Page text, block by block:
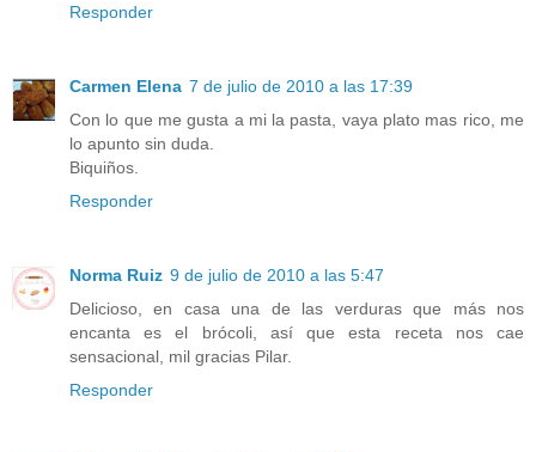
Responder
Carmen Elena 7 de julio de 2010 a las 17:39
Con lo que me gusta a mi la pasta, vaya plato mas rico, me
lo apunto sin duda.
Biquiños.
Responder
Norma Ruiz 9 de julio de 2010 a las 5:47
Delicioso, en casa una de las verduras que más nos
encanta es el brócoli, así que esta receta nos cae
sensacional, mil gracias Pilar.
Responder